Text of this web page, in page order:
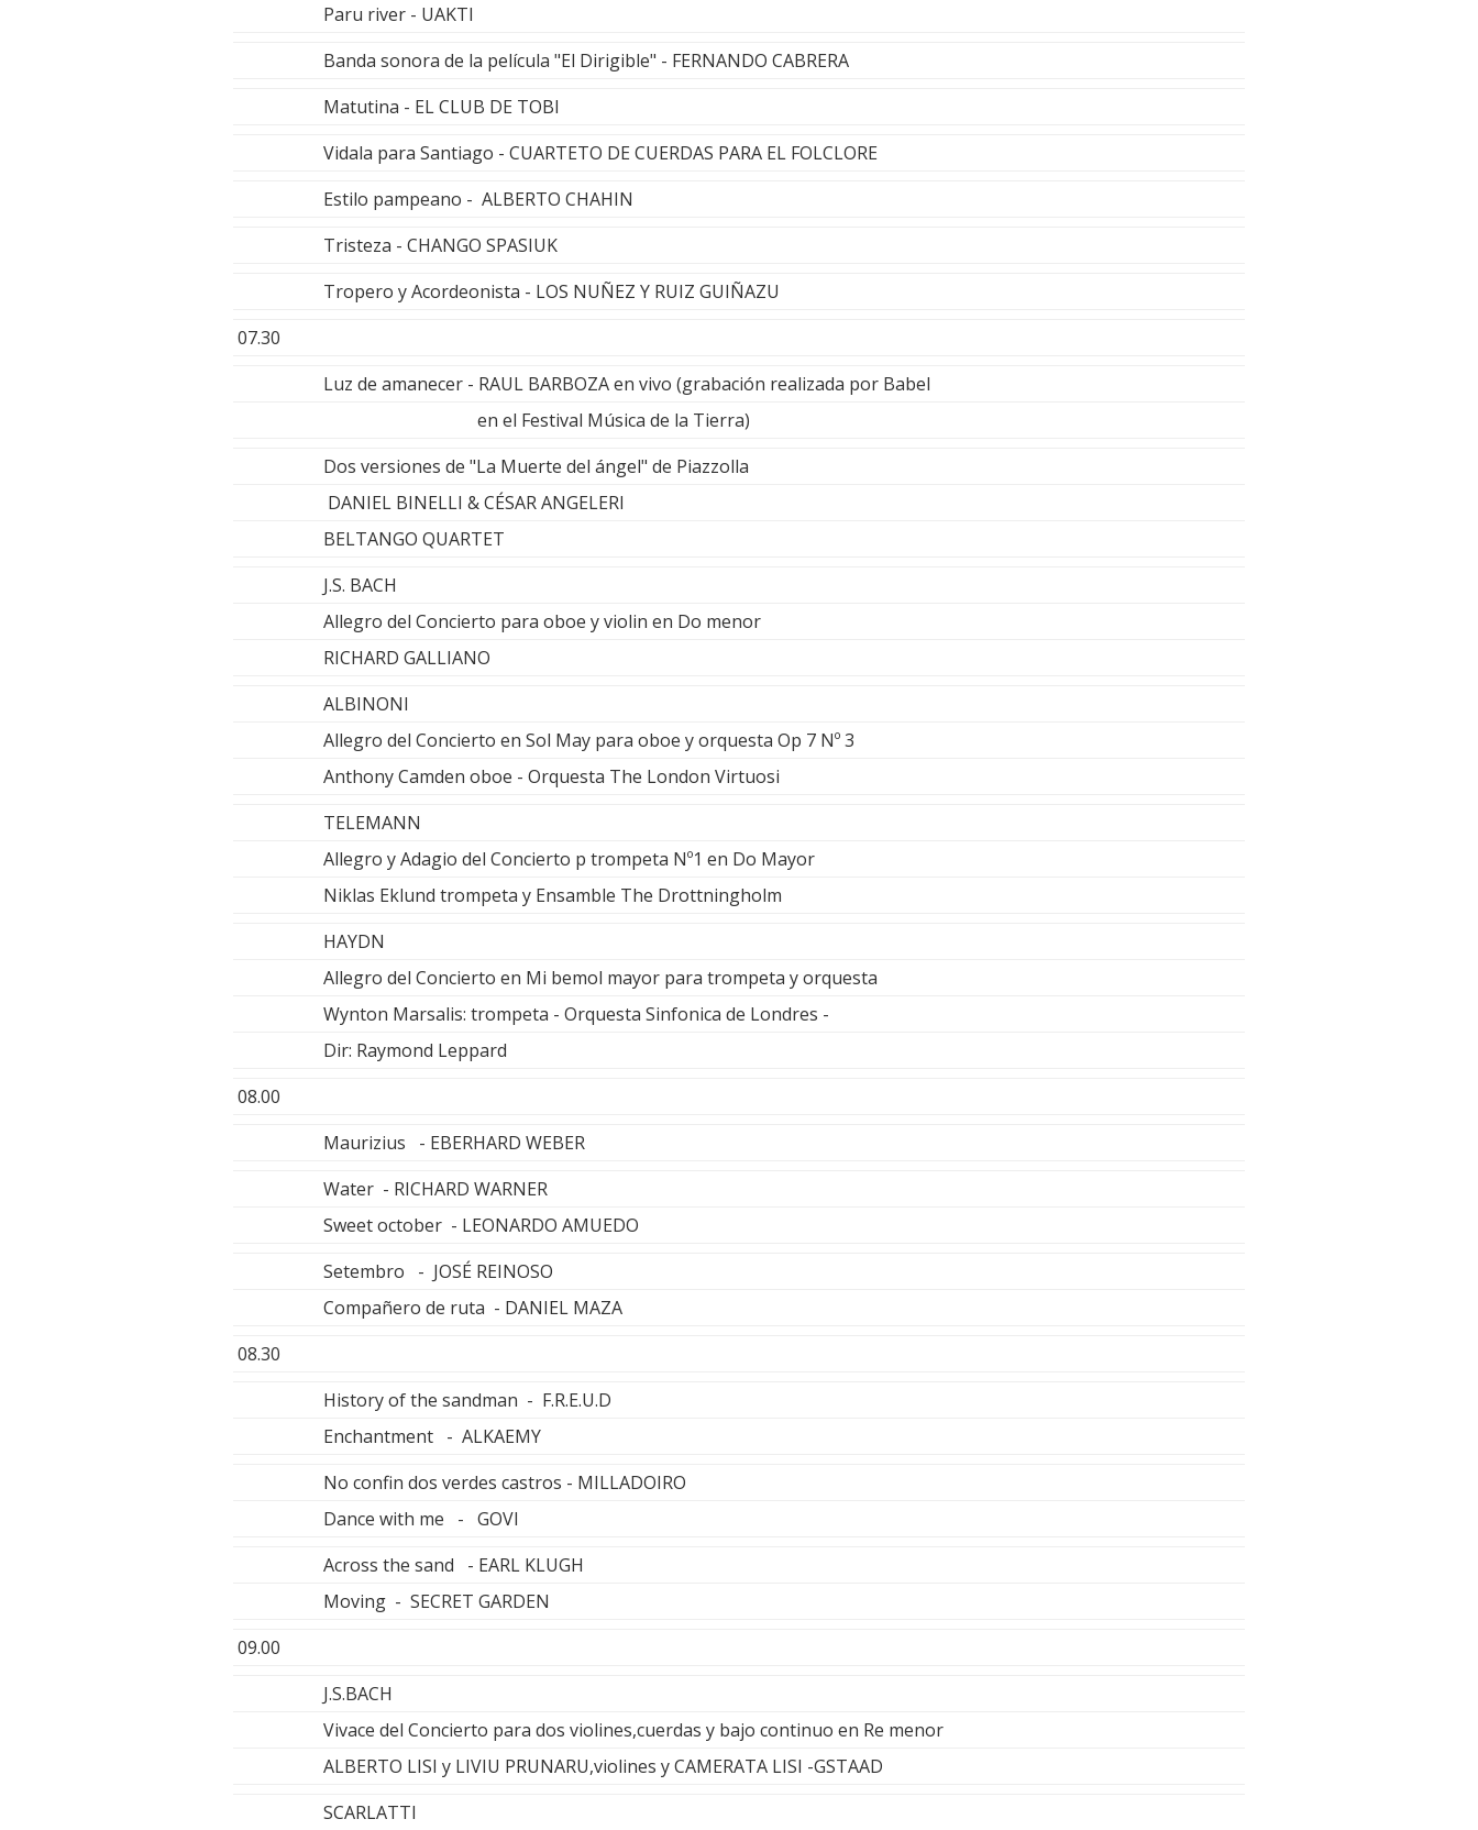
Paru river - UAKTI
Banda sonora de la película "El Dirigible" - FERNANDO CABRERA
Matutina - EL CLUB DE TOBI
Vidala para Santiago - CUARTETO DE CUERDAS PARA EL FOLCLORE
Estilo pampeano - ALBERTO CHAHIN
Tristeza - CHANGO SPASIUK
Tropero y Acordeonista - LOS NUÑEZ Y RUIZ GUIÑAZU
07.30
Luz de amanecer - RAUL BARBOZA en vivo (grabación realizada por Babel
en el Festival Música de la Tierra)
Dos versiones de "La Muerte del ángel" de Piazzolla
DANIEL BINELLI & CÉSAR ANGELERI
BELTANGO QUARTET
J.S. BACH
Allegro del Concierto para oboe y violin en Do menor
RICHARD GALLIANO
ALBINONI
Allegro del Concierto en Sol May para oboe y orquesta Op 7 Nº 3
Anthony Camden oboe - Orquesta The London Virtuosi
TELEMANN
Allegro y Adagio del Concierto p trompeta Nº1 en Do Mayor
Niklas Eklund trompeta y Ensamble The Drottningholm
HAYDN
Allegro del Concierto en Mi bemol mayor para trompeta y orquesta
Wynton Marsalis: trompeta - Orquesta Sinfonica de Londres -
Dir: Raymond Leppard
08.00
Maurizius - EBERHARD WEBER
Water - RICHARD WARNER
Sweet october - LEONARDO AMUEDO
Setembro - JOSÉ REINOSO
Compañero de ruta - DANIEL MAZA
08.30
History of the sandman - F.R.E.U.D
Enchantment - ALKAEMY
No confin dos verdes castros - MILLADOIRO
Dance with me - GOVI
Across the sand - EARL KLUGH
Moving - SECRET GARDEN
09.00
J.S.BACH
Vivace del Concierto para dos violines,cuerdas y bajo continuo en Re menor
ALBERTO LISI y LIVIU PRUNARU,violines y CAMERATA LISI -GSTAAD
SCARLATTI